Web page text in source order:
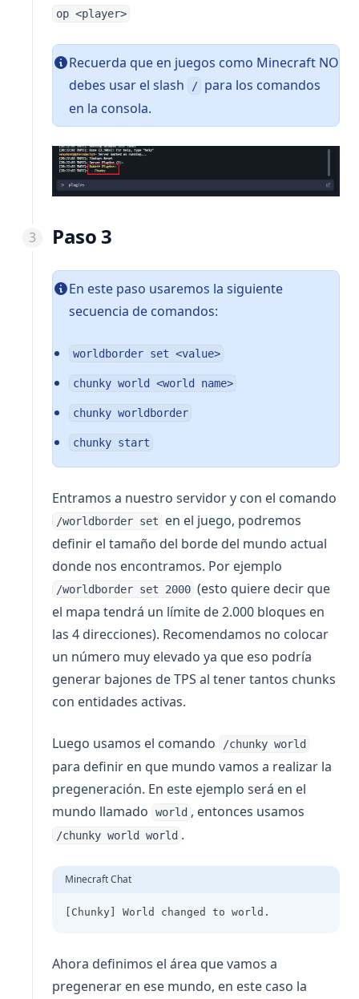
op <player>
Recuerda que en juegos como Minecraft NO
debes usar el slash
/ para los comandos
en la consola.
Paso 3
En este paso usaremos la siguiente
secuencia de comandos:
worldborder set <value>
chunky world <world name>
chunky worldborder
chunky start
Entramos a nuestro servidor y con el comando
/worldborder set
en el juego, podremos
definir el tamaño del borde del mundo actual
donde nos encontramos. Por ejemplo
/worldborder set 2000 (esto quiere decir que
el mapa tendrá un límite de 2.000 bloques en
las 4 direcciones). Recomendamos no colocar
un número muy elevado ya que eso podría
generar bajones de TPS al tener tantos chunks
con entidades activas.
Luego usamos el comando /chunky world
para definir en que mundo vamos a realizar la
pregeneración. En este ejemplo será en el
mundo llamado
world , entonces usamos
/chunky world world .
Minecraft Chat
[Chunky] World changed to world.
Ahora definimos el área que vamos a
pregenerar en ese mundo, en este caso la